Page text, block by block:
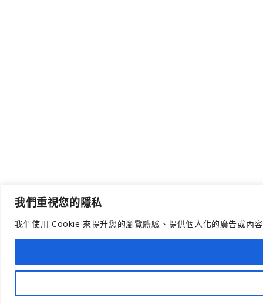
我們重視您的隱私
我們使用 Cookie 來提升您的瀏覽體驗、提供個人化的廣告或內
Open